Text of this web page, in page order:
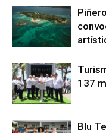
137
Blu